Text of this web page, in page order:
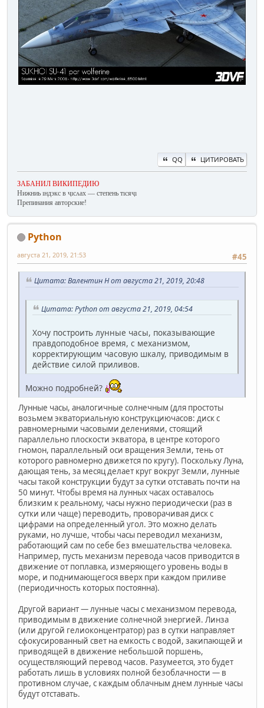
QQ ЦИТИРОВАТЬ
ЗАБАНИЛ ВИКИПЕДИЮ
Нижниь ıндэкс в ҷıсʌах — степень тıсяҷı
Препинания авторские!
Python
#45
августа 21, 2019, 21:53
Цитата: Валентин Н от августа 21, 2019, 20:48
Цитата: Python от августа 21, 2019, 04:54
Хочу построить лунные часы, показывающие
правдоподобное время, с механизмом,
корректирующим часовую шкалу, приводимым в
действие силой приливов.
Можно подробней?
Лунные часы, аналогичные солнечным (для простоты
возьмем экваториальную конструкциючасов: диск с
равномерными часовыми делениями, стоящий
параллельно плоскости экватора, в центре которого
гномон, параллельный оси вращения Земли, тень от
которого равномерно движется по кругу). Поскольку Луна,
дающая тень, за месяц делает круг вокруг Земли, лунные
часы такой конструкции будут за сутки отставать почти на
50 минут. Чтобы время на лунных часах оставалось
близким к реальному, часы нужно периодически (раз в
сутки или чаще) переводить, проворачивая диск с
цифрами на определенный угол. Это можно делать
руками, но лучше, чтобы часы переводил механизм,
работающий сам по себе без вмешательства человека.
Например, пусть механизм перевода часов приводится в
движение от поплавка, измеряющего уровень воды в
море, и поднимающегося вверх при каждом приливе
(периодичность которых постоянна).
Другой вариант — лунные часы с механизмом перевода,
приводимым в движение солнечной энергией. Линза
(или другой гелиоконцентратор) раз в сутки направляет
сфокусированный свет на емкость с водой, закипающей и
приводящей в движение небольшой поршень,
осуществляющий перевод часов. Разумеется, это будет
работать лишь в условиях полной безоблачности — в
противном случае, с каждым облачным днем лунные часы
будут отставать.